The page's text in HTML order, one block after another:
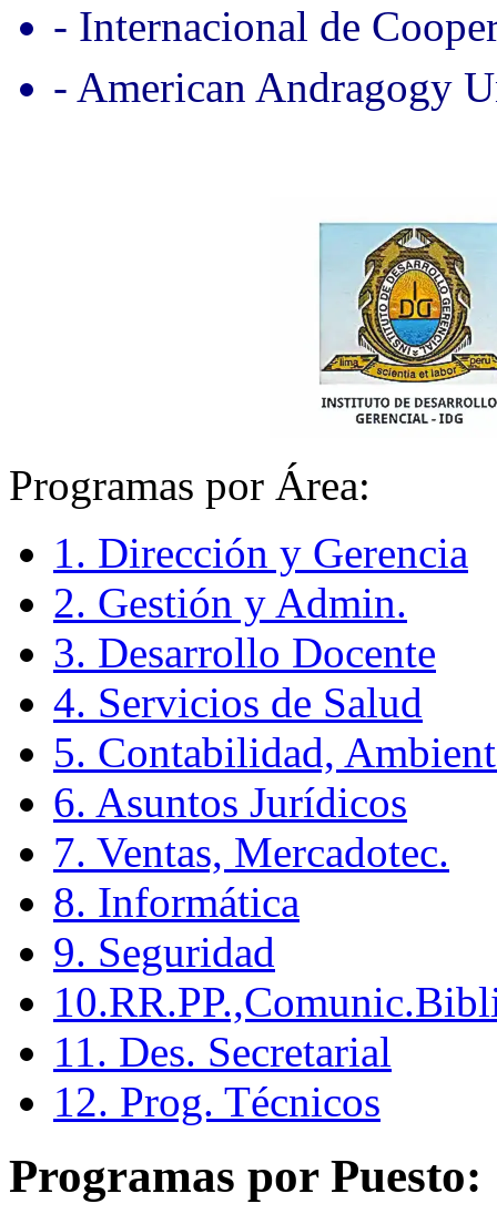
- Internacional de
- American Andragogy
Programas por Área:
1. Dirección y Gerencia
2. Gestión y Admin.
3. Desarrollo Docente
4. Servicios de Salud
5. Contabilidad,
6. Asuntos Jurídicos
7. Ventas, Mercadotec.
8. Informática
9. Seguridad
11. Des. Secretarial
12. Prog. Técnicos
Programas por Puesto: